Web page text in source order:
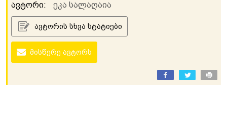
ავტორი: ეკა სალაღაია
ავტორის სხვა სტატიები
მისწერე ავტორს